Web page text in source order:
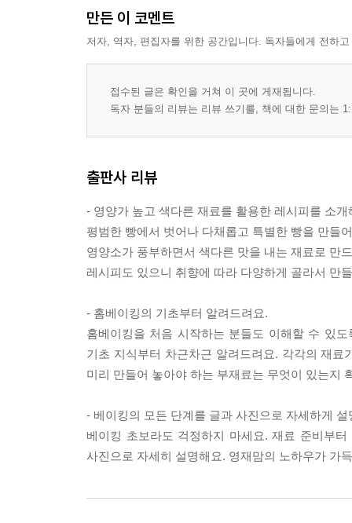
만든 이 코멘트
저자, 역자, 편집자를 위한 공간입니다. 독자들에게 전하
접수된 글은 확인을 거쳐 이 곳에 게재됩니다.
독자 분들의 리뷰는 리뷰 쓰기를, 책에 대한 문의는
출판사 리뷰
- 영양가 높고 색다른 재료를 활용한 레시피를 소개
평범한 빵에서 벗어나 다채롭고 특별한 빵을 만들
영양소가 풍부하면서 색다른 맛을 내는 재료로 만
레시피도 있으니 취향에 따라 다양하게 골라서 만
- 홈베이킹의 기초부터 알려드려요.
홈베이킹을 처음 시작하는 분들도 이해할 수 있
기초 지식부터 차근차근 알려드려요. 각각의 재
미리 만들어 놓아야 하는 부재료는 무엇이 있는지
- 베이킹의 모든 단계를 글과 사진으로 자세하게
베이킹 초보라도 걱정하지 마세요. 재료 준비부
사진으로 자세히 설명해요. 영재맘의 노하우가 가